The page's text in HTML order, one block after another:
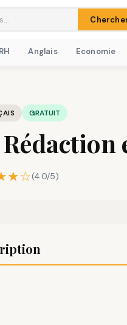
RH Anglais Economie
GRATUIT
(4.0/5)